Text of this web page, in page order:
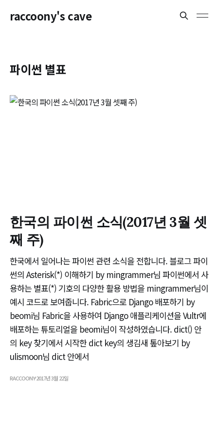
raccoony's cave
파이썬 별표
한국의 파이썬 소식(2017년 3월 셋
째 주)
한국에서 일어나는 파이썬 관련 소식을 전합니다. 블로그 파이
썬의 Asterisk(*) 이해하기 by mingrammer님 파이썬에서 사
용하는 별표(*) 기호의 다양한 활용 방법을 mingrammer님이
예시 코드로 보여줍니다. Fabric으로 Django 배포하기 by
beomi님 Fabric을 사용하여 Django 애플리케이션을 Vultr에
배포하는 튜토리얼을 beomi님이 작성하였습니다. dict() 안
의 key 찾기에서 시작한 dict key의 생김새 톺아보기 by
ulismoon님 dict 안에서
RACCOONY2017년 3월 22일